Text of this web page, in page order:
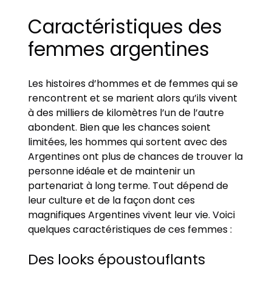
Caractéristiques des
femmes argentines
Les histoires d’hommes et de femmes qui se
rencontrent et se marient alors qu’ils vivent
à des milliers de kilomètres l’un de l’autre
abondent. Bien que les chances soient
limitées, les hommes qui sortent avec des
Argentines ont plus de chances de trouver la
personne idéale et de maintenir un
partenariat à long terme. Tout dépend de
leur culture et de la façon dont ces
magnifiques Argentines vivent leur vie. Voici
quelques caractéristiques de ces femmes :
Des looks époustouflants